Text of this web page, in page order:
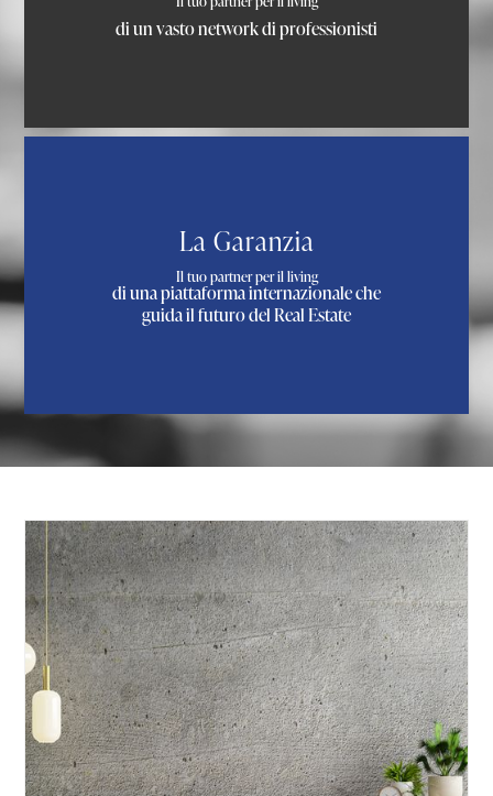
di un vasto network di professionisti
La Garanzia
di una piattaforma internazionale che
guida il futuro del Real Estate
Il tuo partner per il living